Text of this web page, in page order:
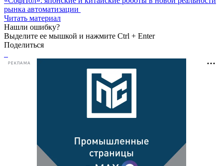
рынка автоматизации
Читать материал
Нашли ошибку?
Выделите ее мышкой и нажмите Ctrl + Enter
Поделиться
РЕКЛАМА